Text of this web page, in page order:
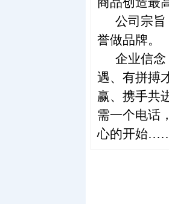
公司宗旨
誉做品牌。
企业信念
遇、有拼搏
赢、携手共
需一个电话
心的开始